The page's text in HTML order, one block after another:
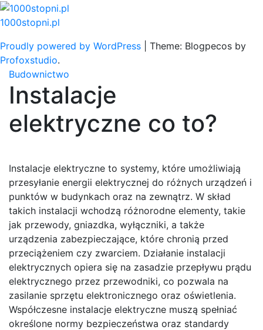
Skip
to
1000stopni.pl
Proudly powered by WordPress
Theme: Blogpecos by
Profoxstudio.
Budownictwo
Instalacje
elektryczne co to?
Instalacje elektryczne to systemy, które umożliwiają
przesyłanie energii elektrycznej do różnych urządzeń i
punktów w budynkach oraz na zewnątrz. W skład
takich instalacji wchodzą różnorodne elementy, takie
jak przewody, gniazdka, wyłączniki, a także
urządzenia zabezpieczające, które chronią przed
przeciążeniem czy zwarciem. Działanie instalacji
elektrycznych opiera się na zasadzie przepływu prądu
elektrycznego przez przewodniki, co pozwala na
zasilanie sprzętu elektronicznego oraz oświetlenia.
Współczesne instalacje elektryczne muszą spełniać
określone normy bezpieczeństwa oraz standardy